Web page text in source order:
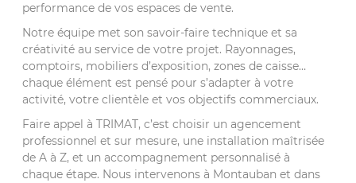
performance de vos espaces de vente.
Notre équipe met son savoir-faire technique et sa
créativité au service de votre projet. Rayonnages,
comptoirs, mobiliers d’exposition, zones de caisse…
chaque élément est pensé pour s’adapter à votre
activité, votre clientèle et vos objectifs commerciaux.
Faire appel à TRIMAT, c’est choisir un agencement
professionnel et sur mesure, une installation maîtrisée
de A à Z, et un accompagnement personnalisé à
chaque étape. Nous intervenons à Montauban et dans